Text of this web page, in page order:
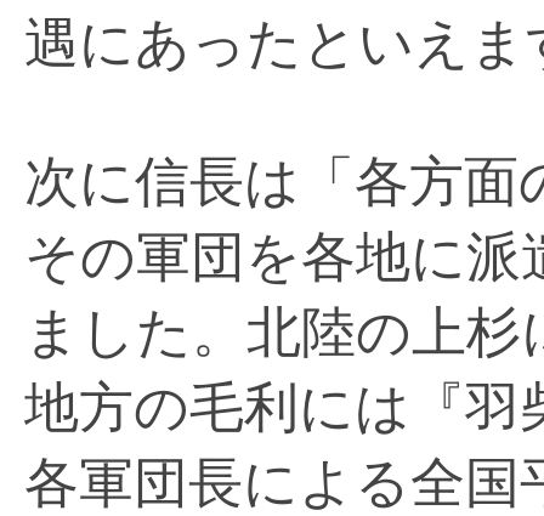
遇にあったといえま
次に信長は「各方面
その軍団を各地に
ました。北陸の上
地方の毛利には『羽
各軍団長による全